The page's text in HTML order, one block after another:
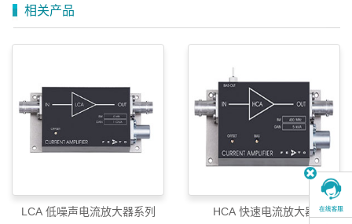
相关产品
LCA 低噪声电流放大器系列 HCA 快速电流放大器